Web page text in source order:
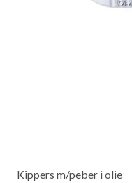
Kippers m/peber i olie